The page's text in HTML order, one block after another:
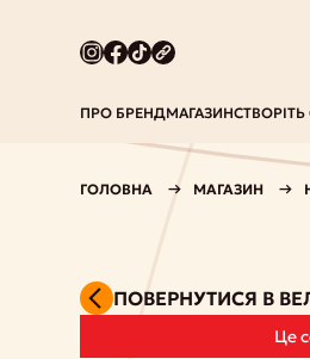
ПРО БРЕНДМАГАЗИНСТВОРІТЬ
ГОЛОВНА МАГАЗИН
ПОВЕРНУТИСЯ В
Це